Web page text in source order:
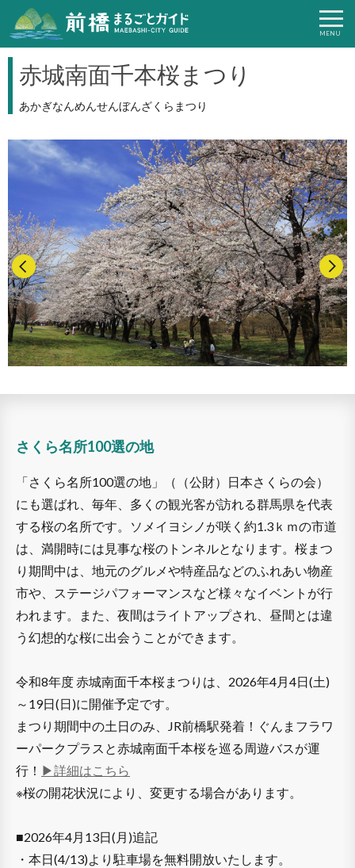
赤城南面千本桜まつり
あかぎなんめんせんぼんざくらまつり
さくら名所100選の地
「さくら名所100選の地」（（公財）日本さくらの会）
にも選ばれ、毎年、多くの観光客が訪れる群馬県を代表
する桜の名所です。ソメイヨシノが咲く約1.3ｋｍの市道
は、満開時には見事な桜のトンネルとなります。桜まつ
り期間中は、地元のグルメや特産品などのふれあい物産
市や、ステージパフォーマンスなど様々なイベントが行
われます。また、夜間はライトアップされ、昼間とは違
う幻想的な桜に出会うことができます。
令和8年度 赤城南面千本桜まつりは、2026年4月4日(土)
～19日(日)に開催予定です。
まつり期間中の土日のみ、JR前橋駅発着！ぐんまフラワ
ーパークプラスと赤城南面千本桜を巡る周遊バスが運
行！ ▶詳細はこちら
※桜の開花状況により、変更する場合があります。
■2026年4月13日(月)追記
・本日(4/13)より駐車場を無料開放いたします。